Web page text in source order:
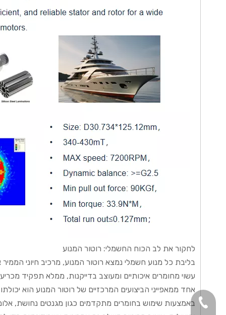
לחקור את לב הכוח החשמלי: רוטור המנוע
בליבת כל מנוע חשמלי נמצא רוטור המנוע, מרכיב חיוני
עשוי מחומרים איכותיים ומעוצב בדייקנות, ממלא תפקיד
אחד ממאפייני הביצועים המרכזיים של רוטור המנוע הוא
באמצעות שימוש בחומרים מתקדמים כגון מגנטים נחושת,+86-138-5712-